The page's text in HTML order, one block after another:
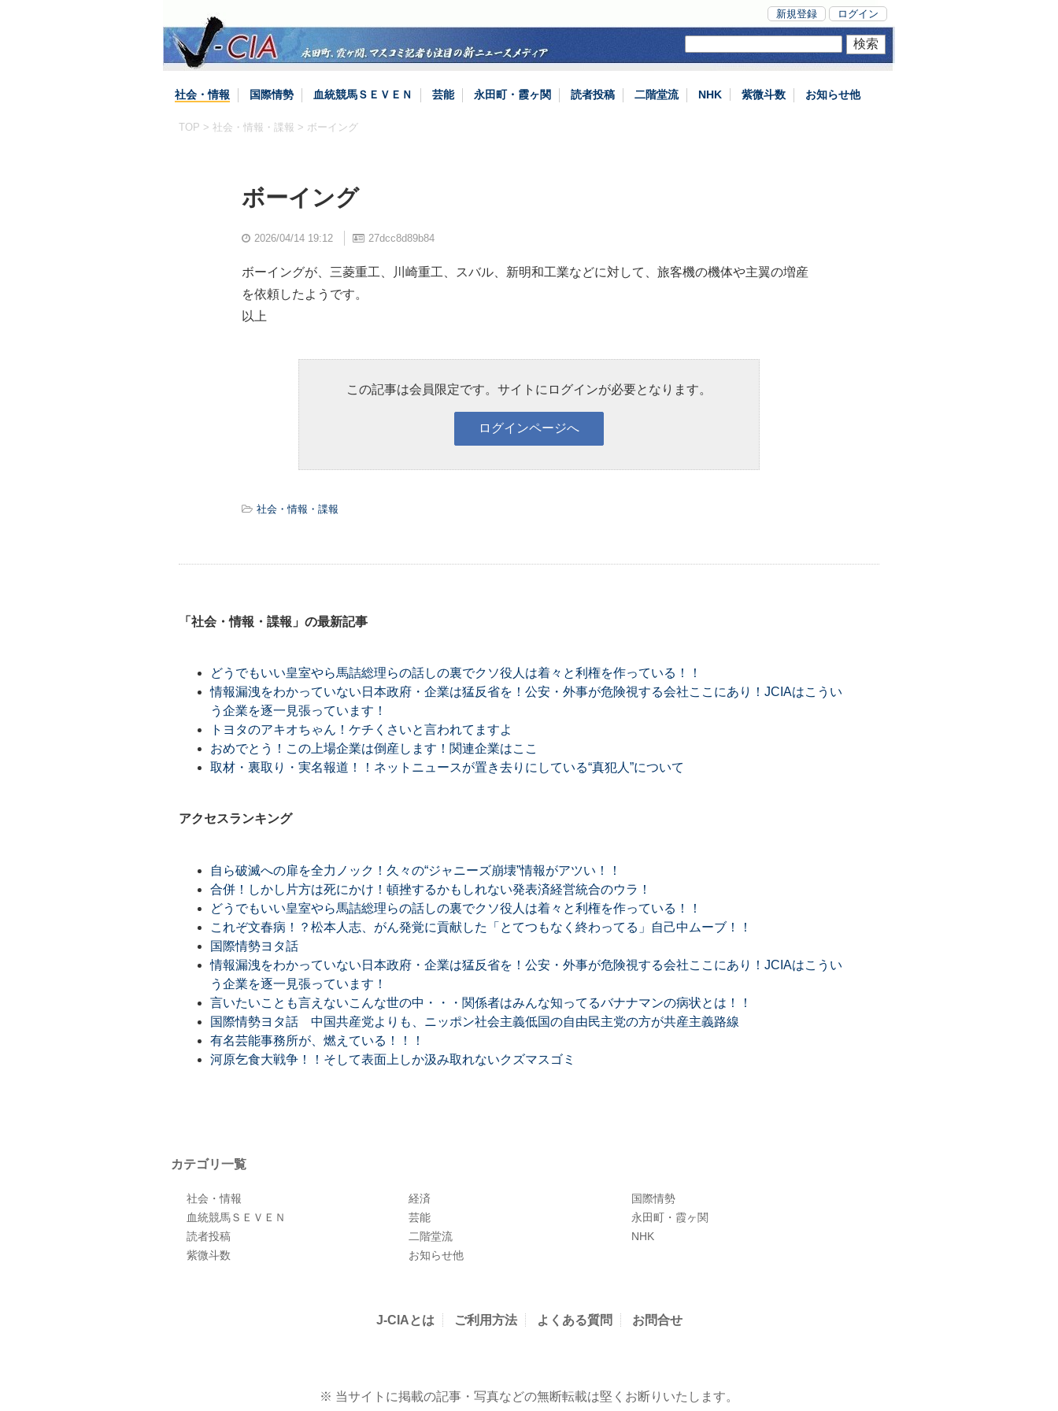
新規登録 ログイン
社会・情報 国際情勢 血統競馬ＳＥＶＥＮ 芸能 永田町・霞ヶ関 読者投稿 二階堂流 NHK 紫微斗数 お知らせ他
TOP > 社会・情報・諜報 > ボーイング
ボーイング
2026/04/14 19:12 27dcc8d89b84
ボーイングが、三菱重工、川崎重工、スバル、新明和工業などに対して、旅客機の機体や主翼の増産
を依頼したようです。
以上
この記事は会員限定です。サイトにログインが必要となります。
社会・情報・諜報
「社会・情報・諜報」の最新記事
どうでもいい皇室やら馬詰総理らの話しの裏でクソ役人は着々と利権を作っている！！
情報漏洩をわかっていない日本政府・企業は猛反省を！公安・外事が危険視する会社ここにあり！JCIAはこうい
う企業を逐一見張っています！
トヨタのアキオちゃん！ケチくさいと言われてますよ
おめでとう！この上場企業は倒産します！関連企業はここ
取材・裏取り・実名報道！！ネットニュースが置き去りにしている“真犯人”について
アクセスランキング
自ら破滅への扉を全力ノック！久々の“ジャニーズ崩壊”情報がアツい！！
合併！しかし片方は死にかけ！頓挫するかもしれない発表済経営統合のウラ！
どうでもいい皇室やら馬詰総理らの話しの裏でクソ役人は着々と利権を作っている！！
これぞ文春病！？松本人志、がん発覚に貢献した「とてつもなく終わってる」自己中ムーブ！！
国際情勢ヨタ話
情報漏洩をわかっていない日本政府・企業は猛反省を！公安・外事が危険視する会社ここにあり！JCIAはこうい
う企業を逐一見張っています！
言いたいことも言えないこんな世の中・・・関係者はみんな知ってるバナナマンの病状とは！！
国際情勢ヨタ話 中国共産党よりも、ニッポン社会主義低国の自由民主党の方が共産主義路線
有名芸能事務所が、燃えている！！！
河原乞食大戦争！！そして表面上しか汲み取れないクズマスゴミ
カテゴリ一覧
社会・情報 経済
国際情勢
血統競馬ＳＥＶＥＮ
芸能
永田町・霞ヶ関
読者投稿
二階堂流
NHK
紫微斗数
お知らせ他
J-CIAとは ご利用方法 よくある質問 お問合せ
※ 当サイトに掲載の記事・写真などの無断転載は堅くお断りいたします。